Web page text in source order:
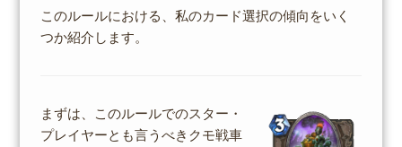
このルールにおける、私のカード選択の傾向をいく
つか紹介します。
まずは、このルールでのスター・
プレイヤーとも言うべきクモ戦車